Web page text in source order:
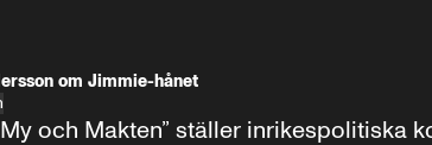
om Jimmie-hånet
och Makten” ställer